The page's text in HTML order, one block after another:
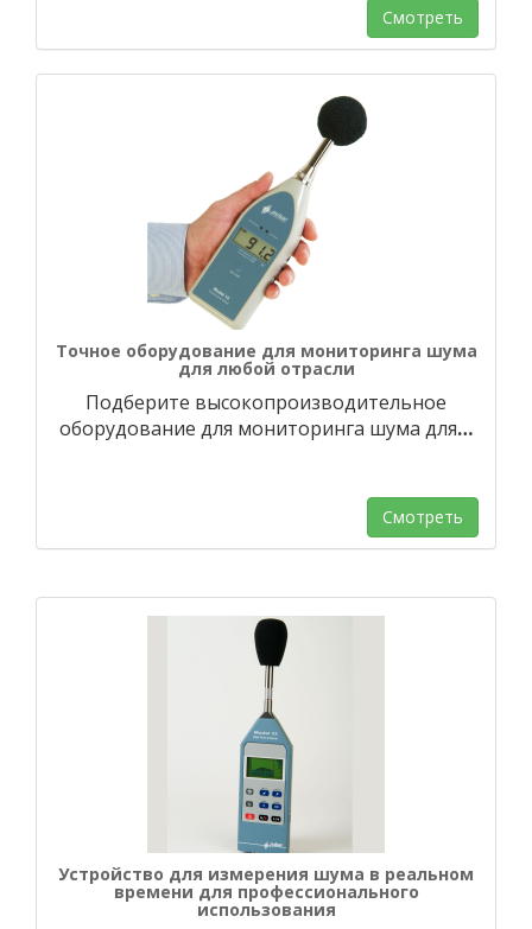
Смотреть
Точное оборудование для мониторинга шума
для любой отрасли
Подберите высокопроизводительное
оборудование для мониторинга шума для…
Смотреть
Устройство для измерения шума в реальном
времени для профессионального
использования